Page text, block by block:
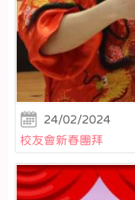
24/02/2024
校友會新春團拜